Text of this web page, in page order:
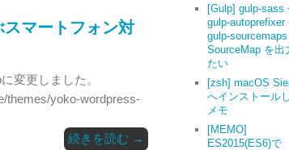
マートフォン対
変更しました。
themes/yoko-wordpress-
続きを読む →
[Gulp] gulp-sass
gulp-autoprefixer
gulp-
SourceMap を出
たい
[zsh] macOS
へインストール
メモ
[MEMO]
ES2015(ES6)で